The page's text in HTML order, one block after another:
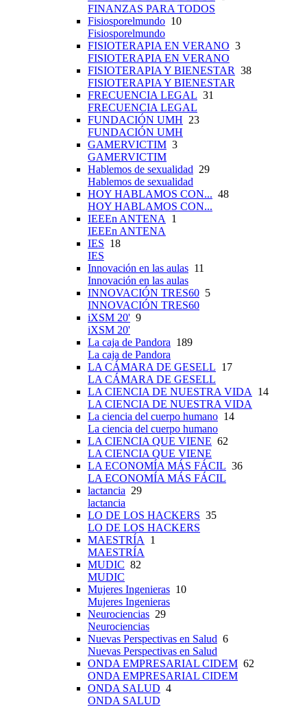
FINANZAS PARA TODOS
Fisiosporelmundo 10
Fisiosporelmundo
FISIOTERAPIA EN VERANO 3
FISIOTERAPIA EN VERANO
FISIOTERAPIA Y BIENESTAR 38
FISIOTERAPIA Y BIENESTAR
FRECUENCIA LEGAL 31
FRECUENCIA LEGAL
FUNDACIÓN UMH 23
FUNDACIÓN UMH
GAMERVICTIM 3
GAMERVICTIM
Hablemos de sexualidad 29
Hablemos de sexualidad
HOY HABLAMOS CON... 48
HOY HABLAMOS CON...
IEEEn ANTENA 1
IEEEn ANTENA
IES 18
IES
Innovación en las aulas 11
Innovación en las aulas
INNOVACIÓN TRES60 5
INNOVACIÓN TRES60
iXSM 20' 9
iXSM 20'
La caja de Pandora 189
La caja de Pandora
LA CÁMARA DE GESELL 17
LA CÁMARA DE GESELL
LA CIENCIA DE NUESTRA VIDA 14
LA CIENCIA DE NUESTRA VIDA
La ciencia del cuerpo humano 14
La ciencia del cuerpo humano
LA CIENCIA QUE VIENE 62
LA CIENCIA QUE VIENE
LA ECONOMÍA MÁS FÁCIL 36
LA ECONOMÍA MÁS FÁCIL
lactancia 29
lactancia
LO DE LOS HACKERS 35
LO DE LOS HACKERS
MAESTRÍA 1
MAESTRÍA
MUDIC 82
MUDIC
Mujeres Ingenieras 10
Mujeres Ingenieras
Neurociencias 29
Neurociencias
Nuevas Perspectivas en Salud 6
Nuevas Perspectivas en Salud
ONDA EMPRESARIAL CIDEM 62
ONDA EMPRESARIAL CIDEM
ONDA SALUD 4
ONDA SALUD